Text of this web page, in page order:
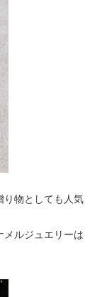
り物としても人気
メルジュエリーは